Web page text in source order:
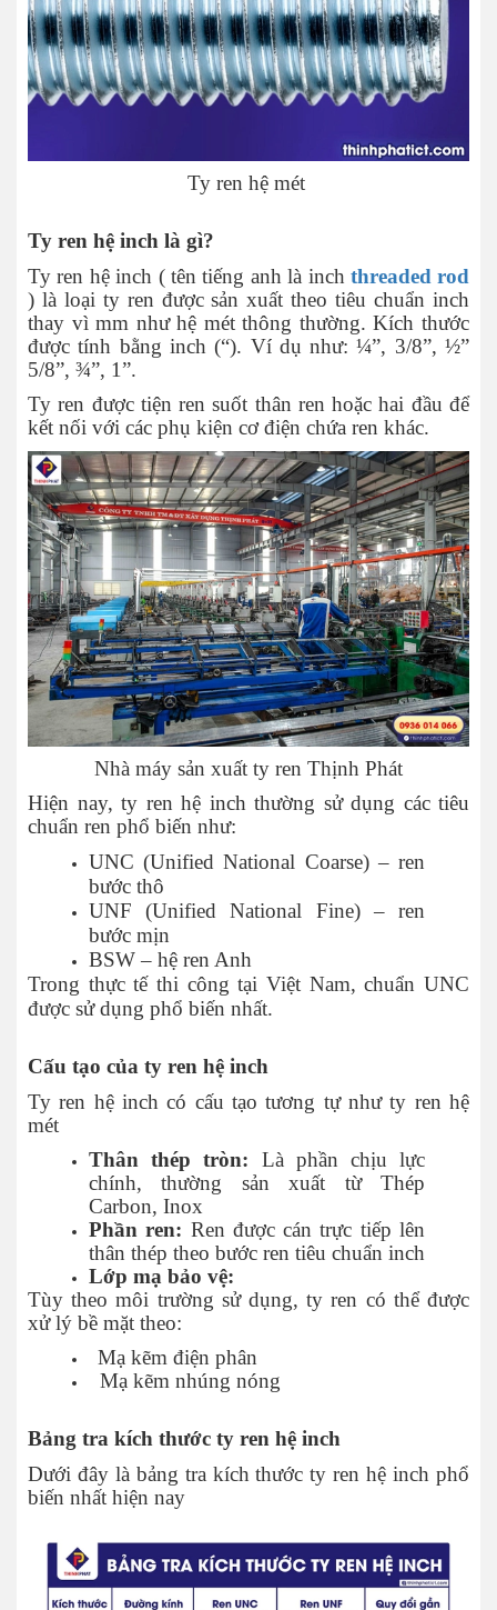
Ty ren hệ mét
Ty ren hệ inch là gì?
Ty ren hệ inch ( tên tiếng anh là inch threaded rod
) là loại ty ren được sản xuất theo tiêu chuẩn inch
thay vì mm như hệ mét thông thường. Kích thước
được tính bằng inch (“). Ví dụ như: ¼”, 3/8”, ½”
5/8”, ¾”, 1”.
Ty ren được tiện ren suốt thân ren hoặc hai đầu để
kết nối với các phụ kiện cơ điện chứa ren khác.
Nhà máy sản xuất ty ren Thịnh Phát
Hiện nay, ty ren hệ inch thường sử dụng các tiêu
chuẩn ren phổ biến như:
UNC (Unified National Coarse) – ren
bước thô
UNF (Unified National Fine) – ren
bước mịn
BSW – hệ ren Anh
Trong thực tế thi công tại Việt Nam, chuẩn UNC
được sử dụng phổ biến nhất.
Cấu tạo của ty ren hệ inch
Ty ren hệ inch có cấu tạo tương tự như ty ren hệ
mét
Thân thép tròn: Là phần chịu lực
chính, thường sản xuất từ Thép
Carbon, Inox
Phần ren: Ren được cán trực tiếp lên
thân thép theo bước ren tiêu chuẩn inch
Lớp mạ bảo vệ:
Tùy theo môi trường sử dụng, ty ren có thể được
xử lý bề mặt theo:
Mạ kẽm điện phân
Mạ kẽm nhúng nóng
Bảng tra kích thước ty ren hệ inch
Dưới đây là bảng tra kích thước ty ren hệ inch phổ
biến nhất hiện nay